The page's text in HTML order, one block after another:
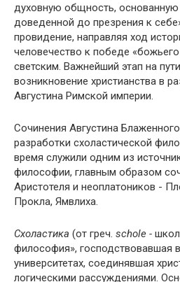
духовную общность, основанную
доведенной до презрения к
провидение, направляя ход
человечество к победе
светским. Важнейший этап на
возникновение христианства в
Августина Римской империи.
Сочинения Августина
разработки схоластической
время служили одним из
философии, главным образом
Аристотеля и неоплатоников -
Прокла, Ямвлиха.
Схоластика (от греч. schole -
философия», господствовавшая
университетах, соединявшая
логическими рассуждениями.